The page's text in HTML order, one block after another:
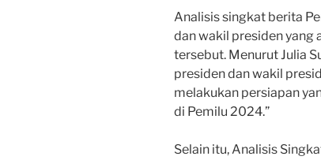
Analisis singkat berita
dan wakil presiden
tersebut. Menurut Julia
presiden dan wakil
melakukan persiapan
di Pemilu 2024.”
Selain itu, Analisis